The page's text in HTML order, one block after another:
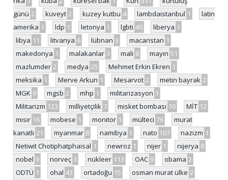
günü 2 kuveyt 2 kuzey kutbu 4 lambdaistanbul 1
latin
amerika 1 ldp 1 letonya 1 lgbti 40 liberya 1
libya 11 litvanya 6 lübnan 3 macaristan 1
makedonya 1 malakanlar 3 mali 8 mayın 51
mazlumder 2 medya 25 Mehmet Erkin Ekren 1
meksika 1 Merve Arkun 1 Mesarvot 2 metin bayrak 2
MGK 9 mgsb 2 mhp 1 militarizasyon 1
Militarizm 123 milliyetçilik 7 misket bombası 10 MİT 12
mısır 16 mobese 1 monitor 1 mülteci 76
murat
kanatlı 21 myanmar 8 namibya 1 nato 107 nazizm 1
Netiwit Chotiphatphaisal 1 newroz 1 nijer 1 nijerya 8
nobel 9 norveç 3 nükleer 113 OAC 9 obama 2
ODTÜ 1 ohal 43 ortadoğu 15 osman murat ülke 2